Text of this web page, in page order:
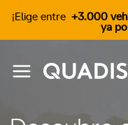
¡Elige entre +3.000
ya